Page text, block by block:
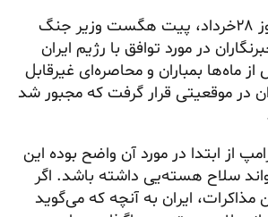
هگست وزیر جنگ
در مورد توافق با رژیم ایران
ماه‌ها بمباران و محاصره‌ای غیرقابل
در موقعیتی قرار گرفت که مجبور شد
از ابتدا در مورد آن واضح بوده این
سلاح هسته‌یی داشته باشد. اگر
ایران به آنچه که می‌گوید